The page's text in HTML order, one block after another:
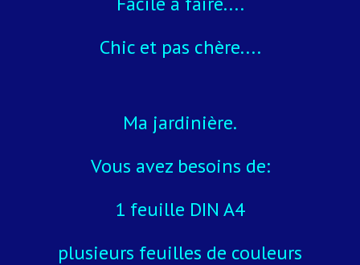
Chic et pas chère....
Ma jardinière.
Vous avez besoins de:
1 feuille DIN A4
plusieurs feuilles de couleurs